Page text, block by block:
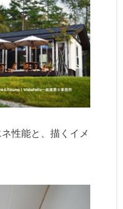
性能と、描くイメ